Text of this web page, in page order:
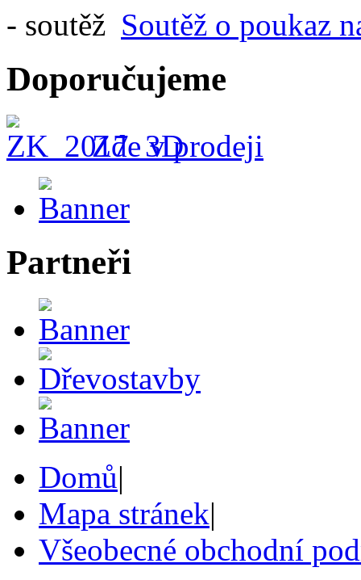
Soutěž o poukaz
Doporučujeme
Zde v prodeji
Partneři
Domů|
Mapa stránek|
Všeobecné obchodní